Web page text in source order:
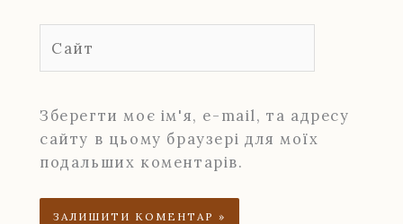
Зберегти моє ім'я, e-mail, та адресу
сайту в цьому браузері для моїх
подальших коментарів.